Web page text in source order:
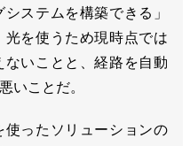
ステムを構築できる」
光を使うため現時点では
いことと、経路を自動
いことだ。
ったソリューションの